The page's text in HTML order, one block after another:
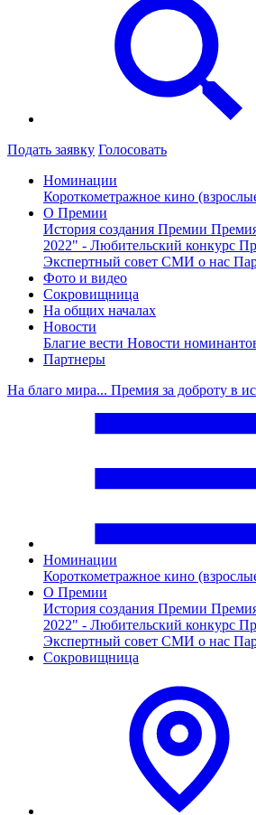
Подать заявку Голосовать
Номинации
Короткометражное кино
О Премии
История создания Премии
2022" - Любительский конкурс
Экспертный совет СМИ о нас
Фото и видео
Сокровищница
На общих началах
Новости
Благие вести Новости
Партнеры
На благо мира... Премия за доброту в
Номинации
Короткометражное кино
О Премии
История создания Премии
2022" - Любительский конкурс
Экспертный совет СМИ о нас
Сокровищница